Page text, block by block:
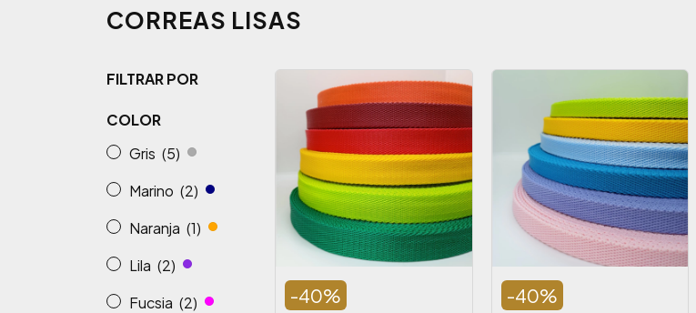
CORREAS LISAS
FILTRAR POR
COLOR
Gris (5)
Marino (2)
Naranja (1)
Lila (2)
Fucsia (2)
-40% -40%